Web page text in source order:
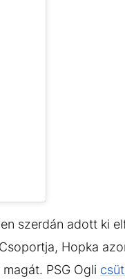
szerdán adott ki
Hopka
PSG Ogli